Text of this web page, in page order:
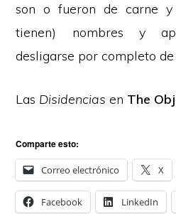
son o fueron de carne
tienen) nombres y
desligarse por completo
Las Disidencias en The
Comparte esto:
Correo electrónico X
Facebook LinkedIn